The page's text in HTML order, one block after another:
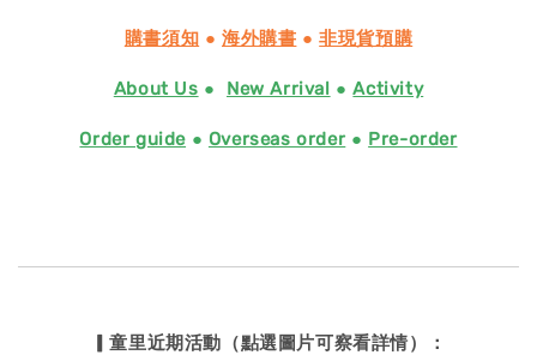
購書須知 ● 海外購書 ●非現貨預購
About Us ● New Arrival ●Activity
Order guide ● Overseas order● Pre-order
▎童里近期活動（點選圖片可察看詳情）：